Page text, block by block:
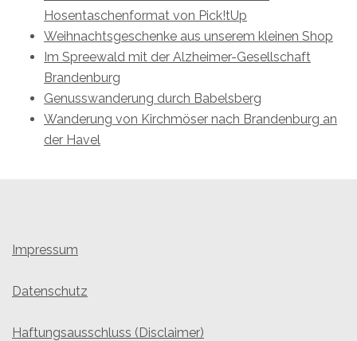
Hosentaschenformat von Pick!tUp
Weihnachtsgeschenke aus unserem kleinen Shop
Im Spreewald mit der Alzheimer-Gesellschaft
Brandenburg
Genusswanderung durch Babelsberg
Wanderung von Kirchmöser nach Brandenburg an
der Havel
Impressum
Datenschutz
Haftungsausschluss (Disclaimer)